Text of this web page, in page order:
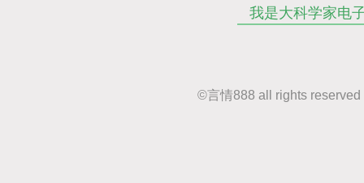
我是大科学家电
©言情888 all rights